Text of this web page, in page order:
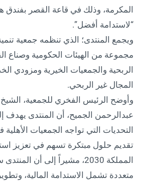
المكرمة، وذلك في قاعة القصر بفندق
“لاستدامة أفضل”.
ويجمع المنتدى؛ الذي تنظمه جمعية
مجموعة من الهيئات الحكومية وصناع
الربحية والجمعيات الخيرية ومزودي
المجال غير الربحي.
وأوضح الرئيس الفخري للجمعية، الشيخ
عبدالرحمن الجميح، أن المنتدى
التحديات التي تواجه الجمعيات
تقديم حلول مبتكرة تسهم في تعزيز
المملكة 2030، مشيراً إلى أن
متعددة تشمل الاستدامة المالية،